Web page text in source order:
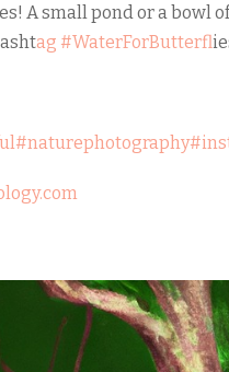
A small pond or a bowl
ag #WaterForButterfl
#naturephotography